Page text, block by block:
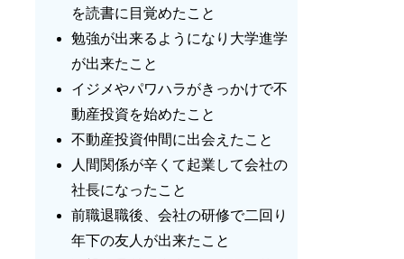
を読書に目覚めたこと
勉強が出来るようになり大学進学
が出来たこと
イジメやパワハラがきっかけで不
動産投資を始めたこと
不動産投資仲間に出会えたこと
人間関係が辛くて起業して会社の
社長になったこと
前職退職後、会社の研修で二回り
年下の友人が出来たこと